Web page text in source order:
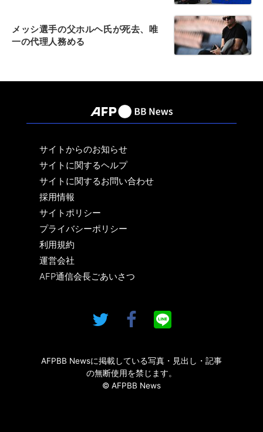
メッシ選手の父ホルヘ氏が死去、唯
一の代理人務める
サイトからのお知らせ
サイトに関するヘルプ
サイトに関するお問い合わせ
採用情報
サイトポリシー
プライバシーポリシー
利用規約
運営会社
AFP通信会長ごあいさつ
AFPBB Newsに掲載している写真・見出し・記事
の無断使用を禁じます。
© AFPBB News